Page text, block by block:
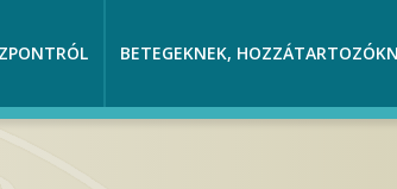
BETEGEKNEK,